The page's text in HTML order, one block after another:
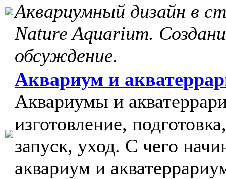
Аквариумный дизайн в
Nature Aquarium.
обсуждение.
Аквариум и
Аквариумы и
изготовление, подготовка,
запуск, уход. С чего
аквариум и